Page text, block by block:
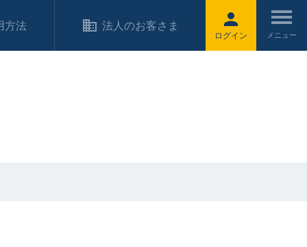
ログイン
方法 法人のお客さま